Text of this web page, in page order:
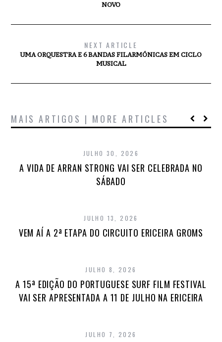
NOVO
NEXT ARTICLE
UMA ORQUESTRA E 6 BANDAS FILARMÓNICAS EM CICLO
MUSICAL
MAIS ARTIGOS | MORE ARTICLES
JULHO 30, 2026
A VIDA DE ARRAN STRONG VAI SER CELEBRADA NO
SÁBADO
JULHO 13, 2026
VEM AÍ A 2ª ETAPA DO CIRCUITO ERICEIRA GROMS
JULHO 8, 2026
A 15ª EDIÇÃO DO PORTUGUESE SURF FILM FESTIVAL
VAI SER APRESENTADA A 11 DE JULHO NA ERICEIRA
JULHO 7, 2026